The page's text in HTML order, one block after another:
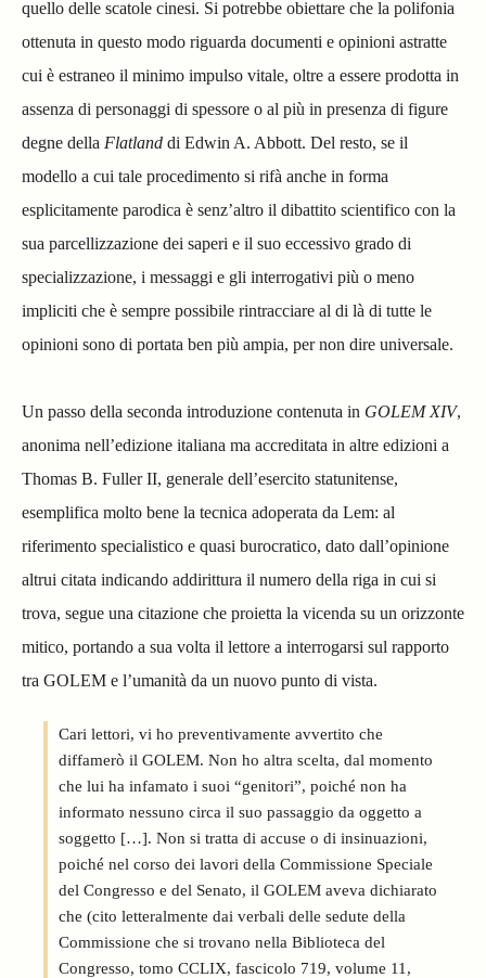
quello delle scatole cinesi. Si potrebbe obiettare che la polifonia
ottenuta in questo modo riguarda documenti e opinioni astratte
cui è estraneo il minimo impulso vitale, oltre a essere prodotta in
assenza di personaggi di spessore o al più in presenza di figure
degne della Flatland di Edwin A. Abbott. Del resto, se il
modello a cui tale procedimento si rifà anche in forma
esplicitamente parodica è senz’altro il dibattito scientifico con la
sua parcellizzazione dei saperi e il suo eccessivo grado di
specializzazione, i messaggi e gli interrogativi più o meno
impliciti che è sempre possibile rintracciare al di là di tutte le
opinioni sono di portata ben più ampia, per non dire universale.
Un passo della seconda introduzione contenuta in GOLEM XIV,
anonima nell’edizione italiana ma accreditata in altre edizioni a
Thomas B. Fuller II, generale dell’esercito statunitense,
esemplifica molto bene la tecnica adoperata da Lem: al
riferimento specialistico e quasi burocratico, dato dall’opinione
altrui citata indicando addirittura il numero della riga in cui si
trova, segue una citazione che proietta la vicenda su un orizzonte
mitico, portando a sua volta il lettore a interrogarsi sul rapporto
tra GOLEM e l’umanità da un nuovo punto di vista.
Cari lettori, vi ho preventivamente avvertito che
diffamerò il GOLEM. Non ho altra scelta, dal momento
che lui ha infamato i suoi “genitori”, poiché non ha
informato nessuno circa il suo passaggio da oggetto a
soggetto […]. Non si tratta di accuse o di insinuazioni,
poiché nel corso dei lavori della Commissione Speciale
del Congresso e del Senato, il GOLEM aveva dichiarato
che (cito letteralmente dai verbali delle sedute della
Commissione che si trovano nella Biblioteca del
Congresso, tomo CCLIX, fascicolo 719, volume 11,